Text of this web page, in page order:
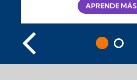
APRENDE MÁS